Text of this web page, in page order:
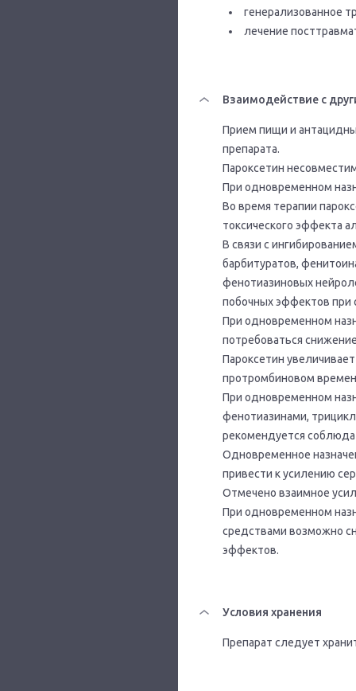
генерализованное
лечение
Взаимодействие с
Прием пищи и
препарата.
Пароксетин
При одновременном
Во время терапии
токсического эффекта
В связи с
барбитуратов,
фенотиазиновых
побочных эффектов при
При одновременном
потребоваться
Пароксетин
протромбиновом
При одновременном
фенотиазинами,
рекомендуется
Одновременное
привести к усилению
Отмечено взаимное
При одновременном
средствами возможно
эффектов.
Условия хранения
Препарат следует